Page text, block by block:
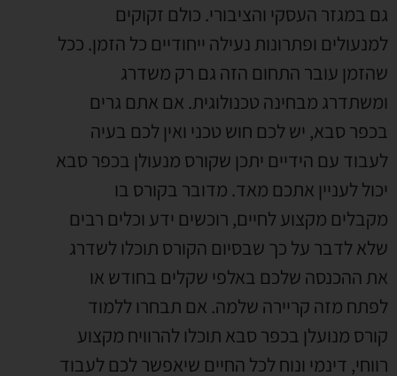
גם במגזר העסקי והציבורי. כולם זקוקים
למנעולים ופתרונות נעילה ייחודיים כל הזמן. ככל
שהזמן עובר התחום הזה גם רק משדרג
ומשתדרג מבחינה טכנולוגית. אם אתם גרים
בכפר סבא, יש לכם חוש טכני ואין לכם בעיה
לעבוד עם הידיים יתכן שקורס מנעולן בכפר סבא
יכול לעניין אתכם מאד. מדובר בקורס בו
מקבלים מקצוע לחיים, רוכשים ידע וכלים רבים
שלא לדבר על כך שבסיום הקורס תוכלו לשדרג
את ההכנסה שלכם באלפי שקלים בחודש או
לפתח מזה קריירה שלמה. אם תבחרו ללמוד
קורס מנועלן בכפר סבא תוכלו להרוויח מקצוע
רווחי, דינמי ונוח לכל החיים שיאפשר לכם לעבוד